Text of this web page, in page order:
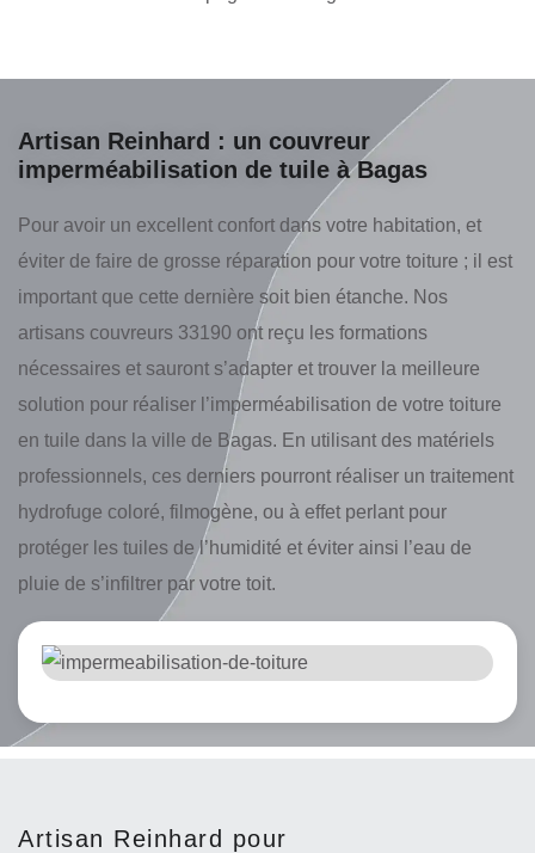
Artisan Reinhard : un couvreur
imperméabilisation de tuile à Bagas
Pour avoir un excellent confort dans votre habitation, et
éviter de faire de grosse réparation pour votre toiture ; il est
important que cette dernière soit bien étanche. Nos
artisans couvreurs 33190 ont reçu les formations
nécessaires et sauront s’adapter et trouver la meilleure
solution pour réaliser l’imperméabilisation de votre toiture
en tuile dans la ville de Bagas. En utilisant des matériels
professionnels, ces derniers pourront réaliser un traitement
hydrofuge coloré, filmogène, ou à effet perlant pour
protéger les tuiles de l’humidité et éviter ainsi l’eau de
pluie de s’infiltrer par votre toit.
Artisan Reinhard pour